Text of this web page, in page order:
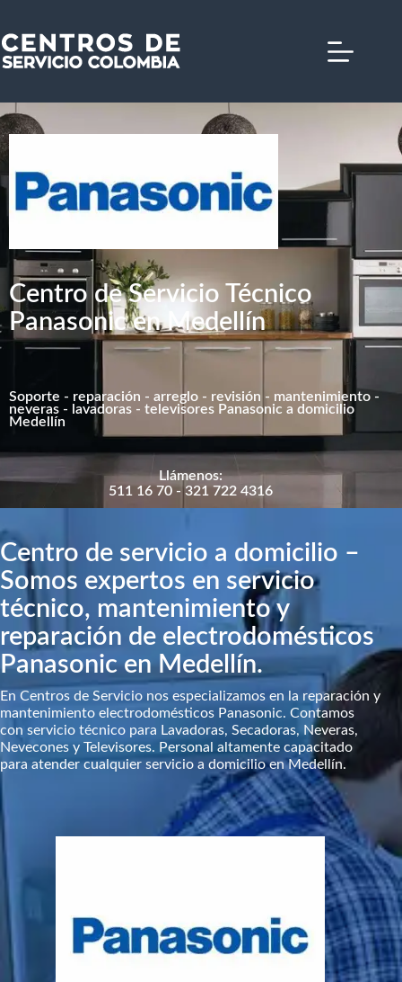
contenido
Centro de Servicio Técnico
Panasonic en Medellín
Soporte - reparación - arreglo - revisión - mantenimiento -
neveras - lavadoras - televisores Panasonic a domicilio
Medellín
Llámenos:
511 16 70 - 321 722 4316
Centro de servicio a domicilio –
Somos expertos en servicio
técnico, mantenimiento y
reparación de electrodomésticos
Panasonic en Medellín.
En Centros de Servicio nos especializamos en la reparación y
mantenimiento electrodomésticos Panasonic. Contamos
con servicio técnico para Lavadoras, Secadoras, Neveras,
Nevecones y Televisores. Personal altamente capacitado
para atender cualquier servicio a domicilio en Medellín.